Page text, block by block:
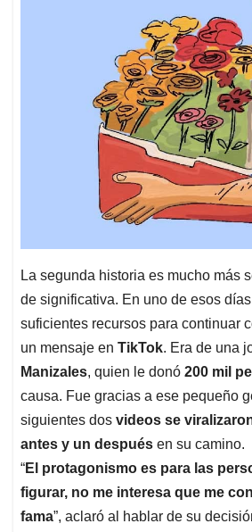
La segunda historia es mucho más
de significativa. En uno de esos
suficientes recursos para continuar
un mensaje en TikTok. Era de una
Manizales, quien le donó 200 mil
causa. Fue gracias a ese pequeño
siguientes dos videos se
antes y un después en su camino.
“El protagonismo es para las
figurar, no me interesa que me
fama”, aclaró al hablar de su